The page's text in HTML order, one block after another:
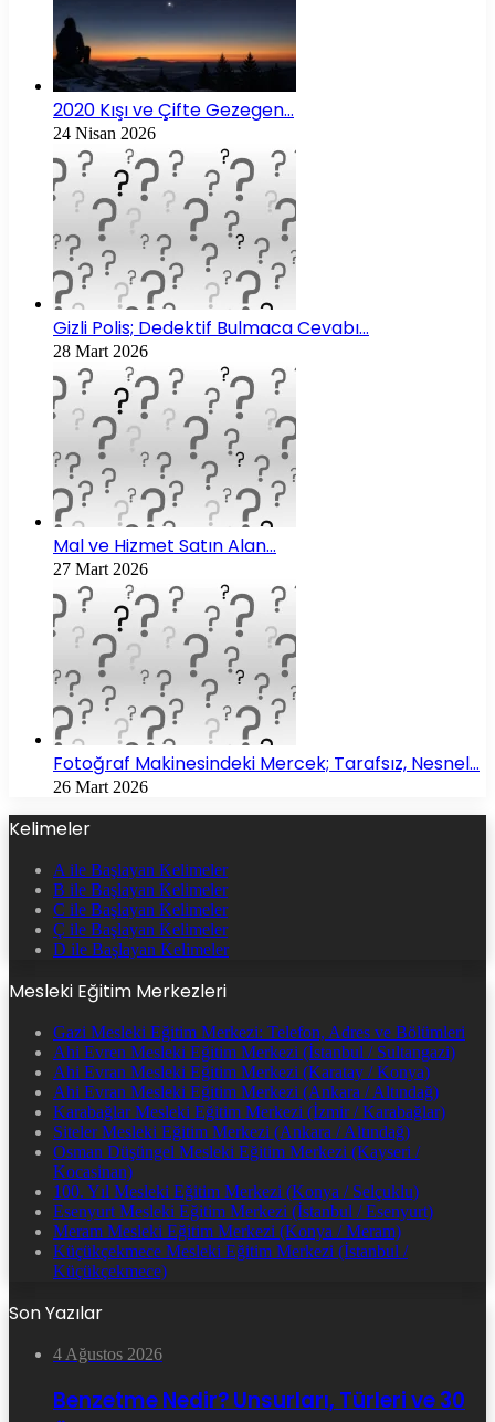
2020 Kışı ve Çifte Gezegen…
24 Nisan 2026
Gizli Polis; Dedektif Bulmaca Cevabı…
28 Mart 2026
Mal ve Hizmet Satın Alan…
27 Mart 2026
Fotoğraf Makinesindeki Mercek; Tarafsız, Nesnel…
26 Mart 2026
Kelimeler
A ile Başlayan Kelimeler
B ile Başlayan Kelimeler
C ile Başlayan Kelimeler
Ç ile Başlayan Kelimeler
D ile Başlayan Kelimeler
Mesleki Eğitim Merkezleri
Gazi Mesleki Eğitim Merkezi: Telefon, Adres ve Bölümleri
Ahi Evren Mesleki Eğitim Merkezi (İstanbul / Sultangazi)
Ahi Evran Mesleki Eğitim Merkezi (Karatay / Konya)
Ahi Evran Mesleki Eğitim Merkezi (Ankara / Altındağ)
Karabağlar Mesleki Eğitim Merkezi (İzmir / Karabağlar)
Siteler Mesleki Eğitim Merkezi (Ankara / Altındağ)
Osman Düşüngel Mesleki Eğitim Merkezi (Kayseri /
Kocasinan)
100. Yıl Mesleki Eğitim Merkezi (Konya / Selçuklu)
Esenyurt Mesleki Eğitim Merkezi (İstanbul / Esenyurt)
Meram Mesleki Eğitim Merkezi (Konya / Meram)
Küçükçekmece Mesleki Eğitim Merkezi (İstanbul /
Küçükçekmece)
Son Yazılar
4 Ağustos 2026
Benzetme Nedir? Unsurları, Türleri ve 30